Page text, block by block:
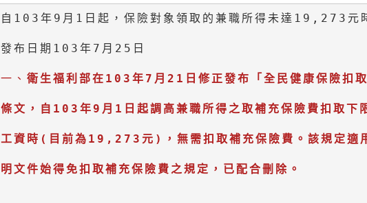
自103年9月1日起，保險對象領取的兼職所得未達19,273元
發布日期103年7月25日
一、 衛生福利部在103年7月21日修正發布「全民健康保險扣
條文，自103年9月1日起調高兼職所得之取補充保險費扣取下
工資時(目前為19,273元)，無需扣取補充保險費。該規定適